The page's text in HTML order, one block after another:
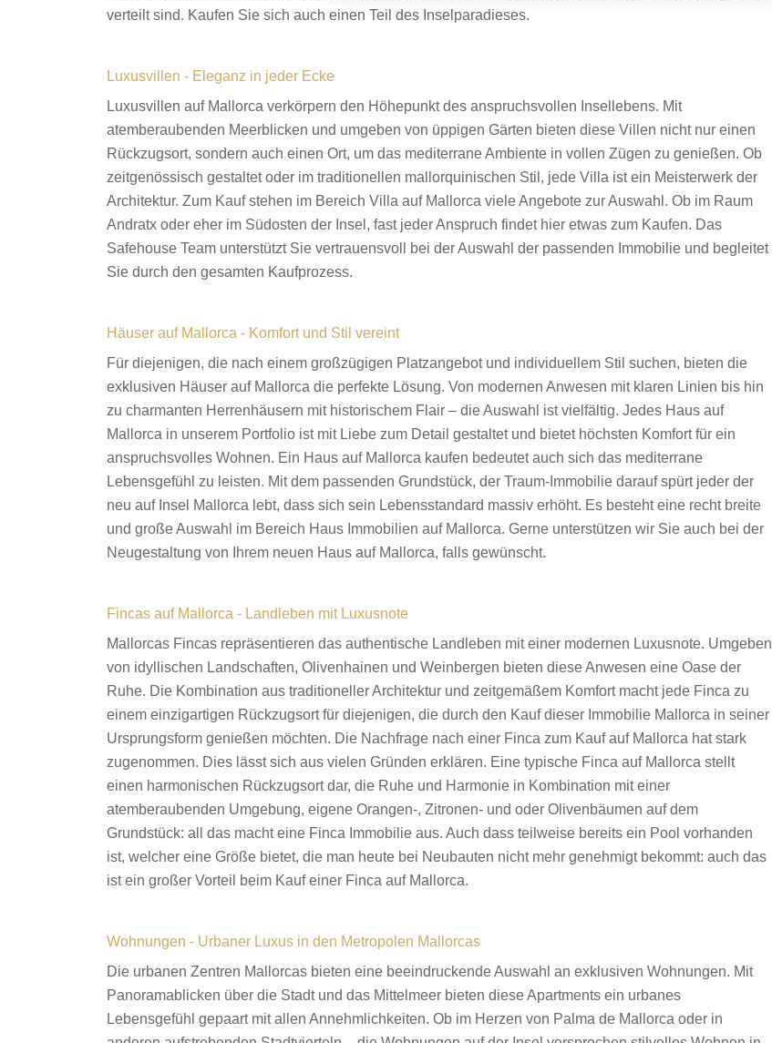
verteilt sind. Kaufen Sie sich auch einen Teil des Inselparadieses.
Luxusvillen - Eleganz in jeder Ecke
Luxusvillen auf Mallorca verkörpern den Höhepunkt des anspruchsvollen Insellebens. Mit
atemberaubenden Meerblicken und umgeben von üppigen Gärten bieten diese Villen nicht nur einen
Rückzugsort, sondern auch einen Ort, um das mediterrane Ambiente in vollen Zügen zu genießen. Ob
zeitgenössisch gestaltet oder im traditionellen mallorquinischen Stil, jede Villa ist ein Meisterwerk der
Architektur. Zum Kauf stehen im Bereich Villa auf Mallorca viele Angebote zur Auswahl. Ob im Raum
Andratx oder eher im Südosten der Insel, fast jeder Anspruch findet hier etwas zum Kaufen. Das
Safehouse Team unterstützt Sie vertrauensvoll bei der Auswahl der passenden Immobilie und begleitet
Sie durch den gesamten Kaufprozess.
Häuser auf Mallorca - Komfort und Stil vereint
Für diejenigen, die nach einem großzügigen Platzangebot und individuellem Stil suchen, bieten die
exklusiven Häuser auf Mallorca die perfekte Lösung. Von modernen Anwesen mit klaren Linien bis hin
zu charmanten Herrenhäusern mit historischem Flair – die Auswahl ist vielfältig. Jedes Haus auf
Mallorca in unserem Portfolio ist mit Liebe zum Detail gestaltet und bietet höchsten Komfort für ein
anspruchsvolles Wohnen. Ein Haus auf Mallorca kaufen bedeutet auch sich das mediterrane
Lebensgefühl zu leisten. Mit dem passenden Grundstück, der Traum-Immobilie darauf spürt jeder der
neu auf Insel Mallorca lebt, dass sich sein Lebensstandard massiv erhöht. Es besteht eine recht breite
und große Auswahl im Bereich Haus Immobilien auf Mallorca. Gerne unterstützen wir Sie auch bei der
Neugestaltung von Ihrem neuen Haus auf Mallorca, falls gewünscht.
Fincas auf Mallorca - Landleben mit Luxusnote
Mallorcas Fincas repräsentieren das authentische Landleben mit einer modernen Luxusnote. Umgeben
von idyllischen Landschaften, Olivenhainen und Weinbergen bieten diese Anwesen eine Oase der
Ruhe. Die Kombination aus traditioneller Architektur und zeitgemäßem Komfort macht jede Finca zu
einem einzigartigen Rückzugsort für diejenigen, die durch den Kauf dieser Immobilie Mallorca in seiner
Ursprungsform genießen möchten. Die Nachfrage nach einer Finca zum Kauf auf Mallorca hat stark
zugenommen. Dies lässt sich aus vielen Gründen erklären. Eine typische Finca auf Mallorca stellt
einen harmonischen Rückzugsort dar, die Ruhe und Harmonie in Kombination mit einer
atemberaubenden Umgebung, eigene Orangen-, Zitronen- und oder Olivenbäumen auf dem
Grundstück: all das macht eine Finca Immobilie aus. Auch dass teilweise bereits ein Pool vorhanden
ist, welcher eine Größe bietet, die man heute bei Neubauten nicht mehr genehmigt bekommt: auch das
ist ein großer Vorteil beim Kauf einer Finca auf Mallorca.
Wohnungen - Urbaner Luxus in den Metropolen Mallorcas
Die urbanen Zentren Mallorcas bieten eine beeindruckende Auswahl an exklusiven Wohnungen. Mit
Panoramablicken über die Stadt und das Mittelmeer bieten diese Apartments ein urbanes
Lebensgefühl gepaart mit allen Annehmlichkeiten. Ob im Herzen von Palma de Mallorca oder in